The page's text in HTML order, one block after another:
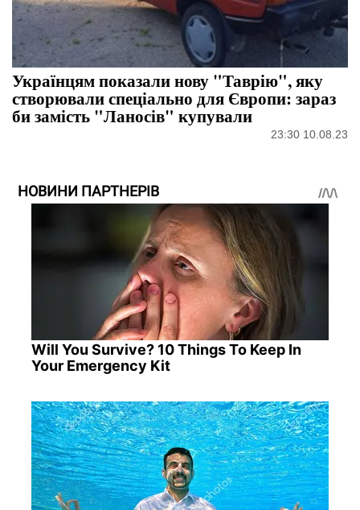
Українцям показали нову "Таврію", яку
створювали спеціально для Європи: зараз
би замість "Ланосів" купували
23:30 10.08.23
НОВИНИ ПАРТНЕРІВ
Will You Survive? 10 Things To Keep In
Your Emergency Kit